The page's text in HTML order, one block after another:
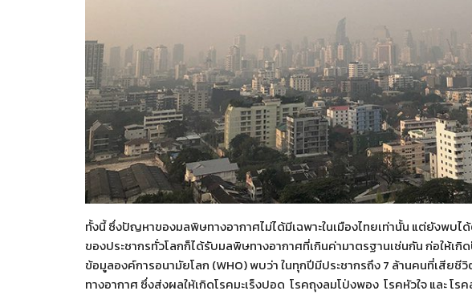
ทั้งนี้ ซึ่งปัญหาของมลพิษทางอากาศไม่ได้มีเฉพาะในเมืองไทยเท่านั้น แต่ยังพบไ
ของประชากรทั่วโลกก็ได้รับมลพิษทางอากาศที่เกินค่ามาตรฐานเช่นกัน ก่อให้เ
ข้อมูลองค์การอนามัยโลก (WHO) พบว่า ในทุกปีมีประชากรถึง 7 ล้านคนที่เสีย
ทางอากาศ ซึ่งส่งผลให้เกิดโรคมะเร็งปอด โรคถุงลมโป่งพอง โรคหัวใจ และ โร